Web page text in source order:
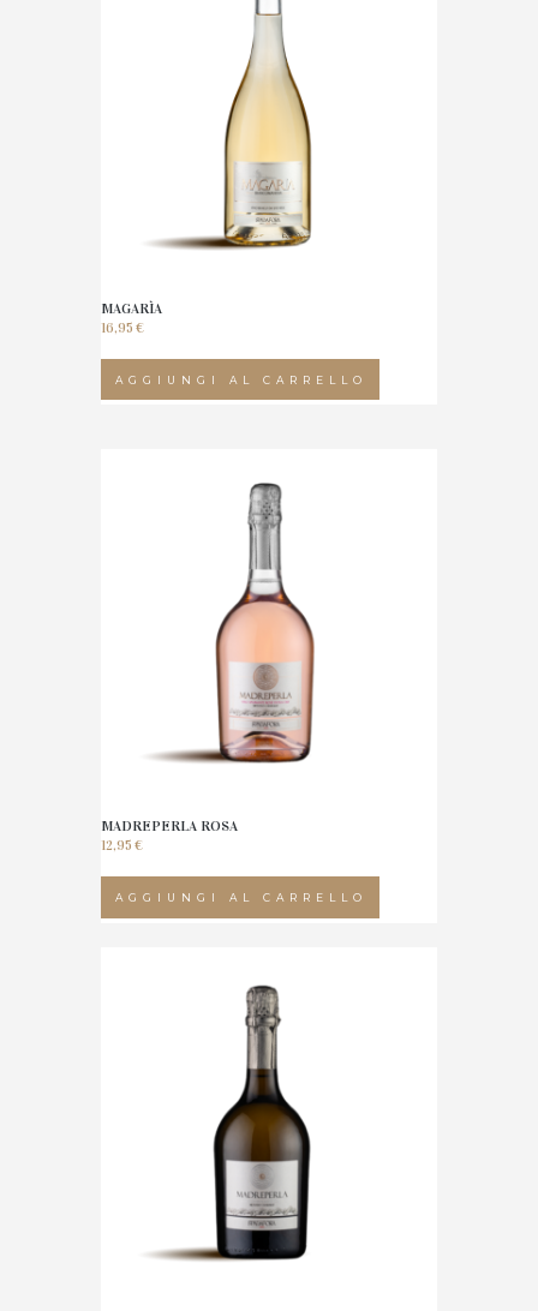
MAGARÌA
16,95 €
AGGIUNGI AL CARRELLO
MADREPERLA ROSA
12,95 €
AGGIUNGI AL CARRELLO